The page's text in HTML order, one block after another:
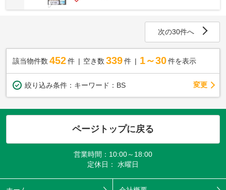
次の30件へ
該当物件数 452件 空き数 339 件 1～30 件を表示
絞り込み条件： キーワード：BS 変更
ページトップに戻る
営業時間：10:00～18:00
定休日： 水曜日